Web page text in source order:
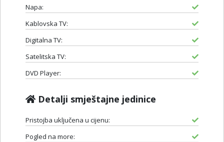
Napa:
Kablovska TV:
Digitalna TV:
Satelitska TV:
DVD Player:
Detalji smještajne jedinice
Pristojba uključena u cijenu:
Pogled na more: